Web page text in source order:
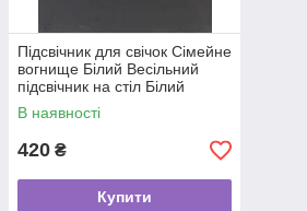
Підсвічник для свічок Сімейне
вогнище Білий Весільний
підсвічник на стіл Білий
підсвічник на 3 свічки
В наявності
420 ₴
Купити